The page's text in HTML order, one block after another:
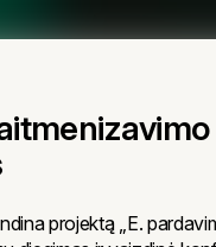
projektą „E.